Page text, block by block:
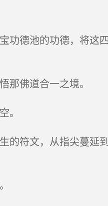
功德池的功德，将这
佛道合一之境。
。
的符文，从指尖蔓延